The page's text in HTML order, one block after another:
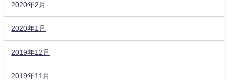
2020年2月
2020年1月
2019年12月
2019年11月